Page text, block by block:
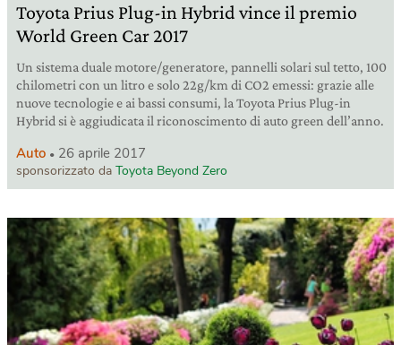
Toyota Prius Plug-in Hybrid vince il premio
World Green Car 2017
Un sistema duale motore/generatore, pannelli solari sul tetto, 100
chilometri con un litro e solo 22g/km di CO2 emessi: grazie alle
nuove tecnologie e ai bassi consumi, la Toyota Prius Plug-in
Hybrid si è aggiudicata il riconoscimento di auto green dell’anno.
Auto 26 aprile 2017
sponsorizzato da Toyota Beyond Zero